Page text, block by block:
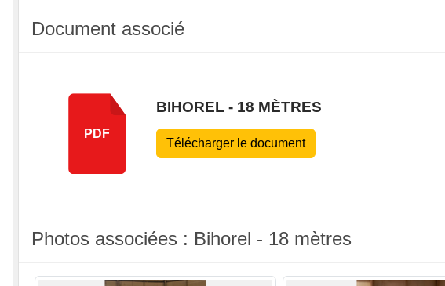
Document associé
PDF
BIHOREL - 18 MÈTRES
Télécharger le document
Photos associées : Bihorel - 18 mètres